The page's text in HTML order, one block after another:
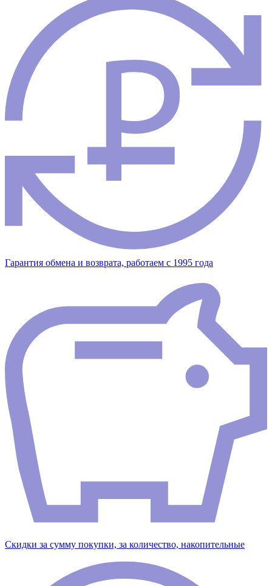
Гарантия обмена и возврата, работаем с 1995 года
Скидки за сумму покупки, за количество, накопительные